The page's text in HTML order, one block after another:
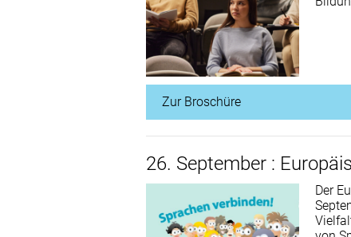
Zur Broschüre
26. September :
Der